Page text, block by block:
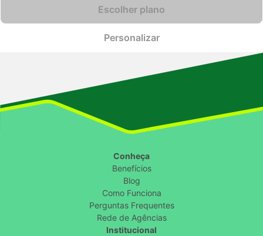
Escolher plano
Personalizar
Conheça
Benefícios
Blog
Como Funciona
Perguntas Frequentes
Rede de Agências
Institucional